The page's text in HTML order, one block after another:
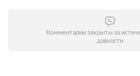
Комментарии закрыты за
давности